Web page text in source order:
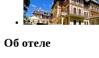
Об отеле